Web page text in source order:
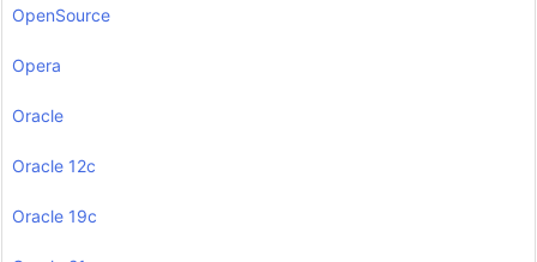
OpenSource
Opera
Oracle
Oracle 12c
Oracle 19c